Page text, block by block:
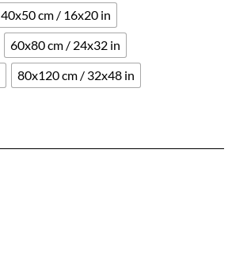
40x50 cm / 16x20 in
60x80 cm / 24x32 in
80x120 cm / 32x48 in